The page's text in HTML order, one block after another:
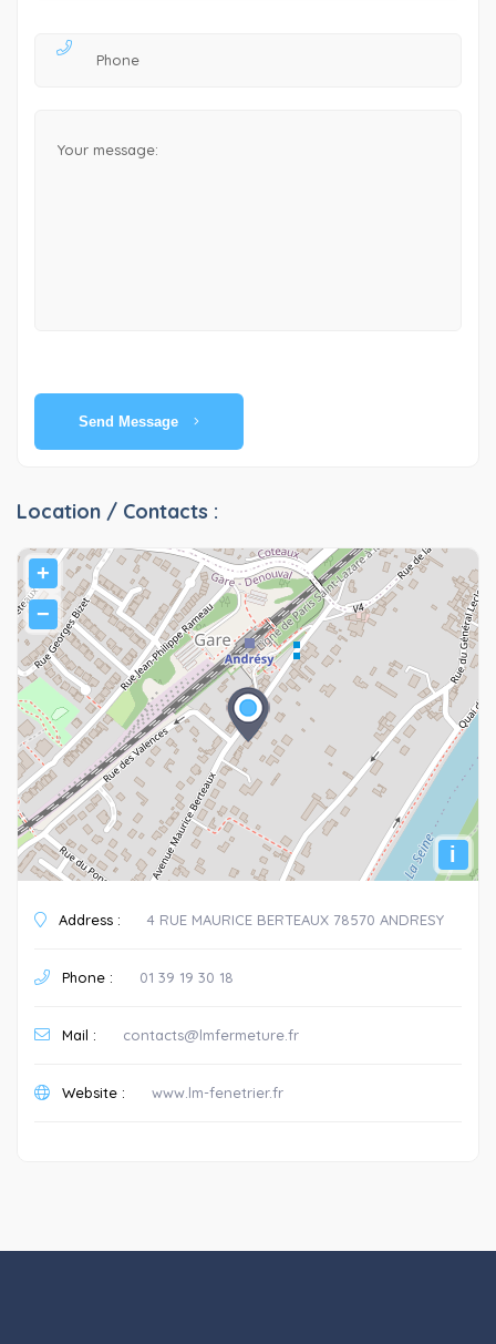
Send Message
Location / Contacts :
+
−
i
Address : 4 RUE MAURICE BERTEAUX 78570 ANDRESY
Phone : 01 39 19 30 18
Mail : contacts@lmfermeture.fr
Website : www.lm-fenetrier.fr